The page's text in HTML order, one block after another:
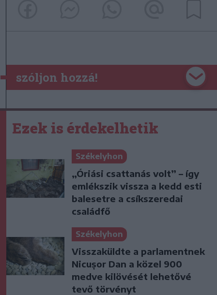
szóljon hozzá!
Ezek is érdekelhetik
Székelyhon
„Óriási csattanás volt” – így
emlékszik vissza a kedd esti
balesetre a csíkszeredai
családfő
Székelyhon
Visszaküldte a parlamentnek
Nicușor Dan a közel 900
medve kilövését lehetővé
tevő törvényt